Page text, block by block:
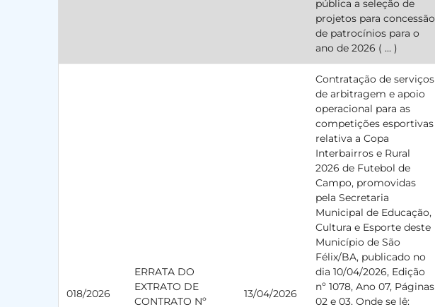
pública a seleção de
projetos para concessão
de patrocínios para o
ano de 2026 ( ... )
018/2026
ERRATA DO
EXTRATO DE
CONTRATO Nº
13/04/2026
Contratação de serviços
de arbitragem e apoio
operacional para as
competições esportivas
relativa a Copa
Interbairros e Rural
2026 de Futebol de
Campo, promovidas
pela Secretaria
Municipal de Educação,
Cultura e Esporte deste
Município de São
Félix/BA, publicado no
dia 10/04/2026, Edição
nº 1078, Ano 07, Páginas
02 e 03. Onde se lê: